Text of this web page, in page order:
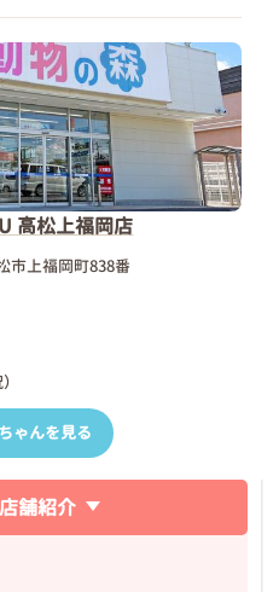
高松上福岡店
市上福岡町838番
ゃんを見る
舗紹介